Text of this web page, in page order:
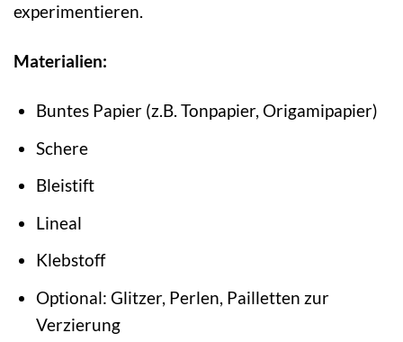
experimentieren.
Materialien:
Buntes Papier (z.B. Tonpapier, Origamipapier)
Schere
Bleistift
Lineal
Klebstoff
Optional: Glitzer, Perlen, Pailletten zur
Verzierung